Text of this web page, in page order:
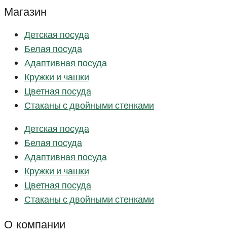
Магазин
Детская посуда
Белая посуда
Адаптивная посуда
Кружки и чашки
Цветная посуда
Стаканы с двойными стенками
Детская посуда
Белая посуда
Адаптивная посуда
Кружки и чашки
Цветная посуда
Стаканы с двойными стенками
О компании